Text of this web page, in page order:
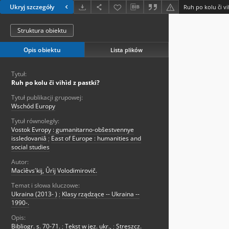
Ukryj szczegóły Ruh po kolu či
Struktura obiektu
Opis obiektu Lista plików
Tytuł:
Ruh po kolu či vihìd z pastki?
Tytuł publikacji grupowej:
Wschód Europy
Tytuł równoległy:
Vostok Evropy : gumanitarno-obŝestvennye
issledovaniâ ; East of Europe : humanities and
social studies
Autor:
Macìêvsʹkij, Ûrìj Volodimirovič.
Temat i słowa kluczowe:
Ukraina (2013- ) ; Klasy rządzące -- Ukraina --
1990-.
Opis:
Bibliogr. s. 70-71. ; Tekst w jęz. ukr., ; Streszcz.